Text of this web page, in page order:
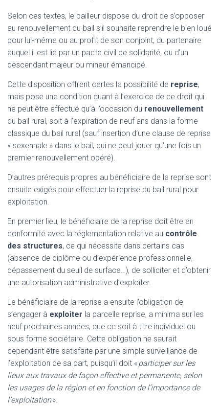
Selon ces textes, le bailleur dispose du droit de s’opposer
au renouvellement du bail s’il souhaite reprendre le bien loué
pour lui-même ou au profit de son conjoint, du partenaire
auquel il est lié par un pacte civil de solidarité, ou d’un
descendant majeur ou mineur émancipé.
Cette disposition offrent certes la possibilité de reprise,
mais pose une condition quant à l’exercice de ce droit qui
ne peut être effectué qu’à l’occasion du renouvellement
du bail rural, soit à l’expiration de neuf ans dans la forme
classique du bail rural (sauf insertion d’une clause de reprise
« sexennale » dans le bail, qui ne peut jouer qu’une fois un
premier renouvellement opéré).
D’autres prérequis propres au bénéficiaire de la reprise sont
ensuite exigés pour effectuer la reprise du bail rural pour
exploitation.
En premier lieu, le bénéficiaire de la reprise doit être en
conformité avec la réglementation relative au contrôle
des structures, ce qui nécessite dans certains cas
(absence de diplôme ou d’expérience professionnelle,
dépassement du seuil de surface…), de solliciter et d’obtenir
une autorisation administrative d’exploiter.
Le bénéficiaire de la reprise a ensuite l’obligation de
s’engager à exploiter la parcelle reprise, a minima sur les
neuf prochaines années, que ce soit à titre individuel ou
sous forme sociétaire. Cette obligation ne saurait
cependant être satisfaite par une simple surveillance de
l’exploitation de sa part, puisqu’il doit «participer sur les
lieux aux travaux de façon effective et permanente, selon
les usages de la région et en fonction de l’importance de
l’exploitation».